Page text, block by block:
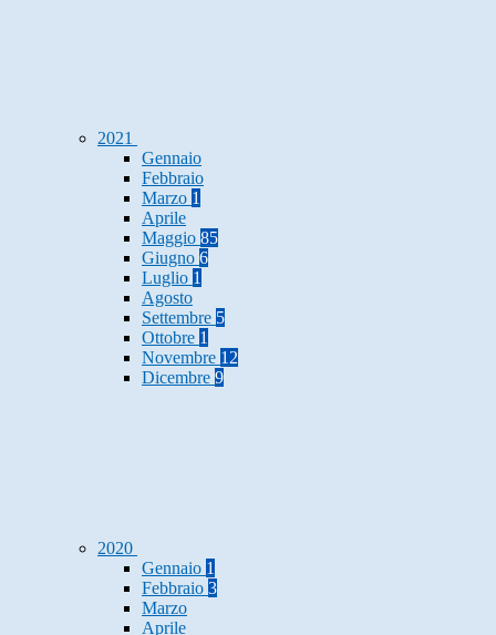
2021
Gennaio
Febbraio
Marzo 1
Aprile
Maggio 85
Giugno 6
Luglio 1
Agosto
Settembre 5
Ottobre 1
Novembre 12
Dicembre 9
2020
Gennaio 1
Febbraio 3
Marzo
Aprile